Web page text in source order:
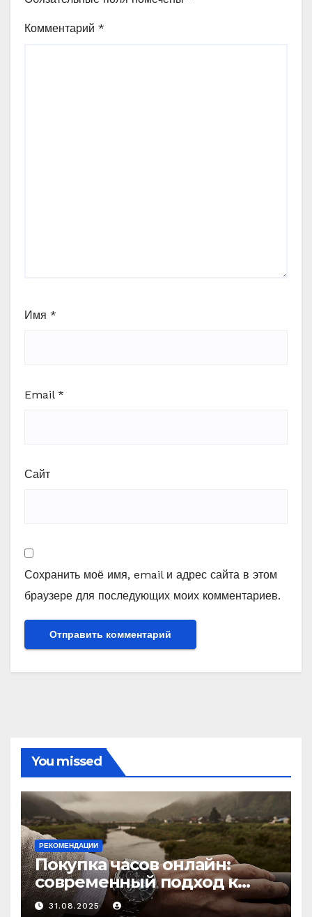
Комментарий *
Имя *
Email *
Сайт
Сохранить моё имя, email и адрес сайта в этом
браузере для последующих моих комментариев.
You missed
РЕКОМЕНДАЦИИ
Покупка часов онлайн:
современный подход к
выбору аксессуаров
31.08.2025